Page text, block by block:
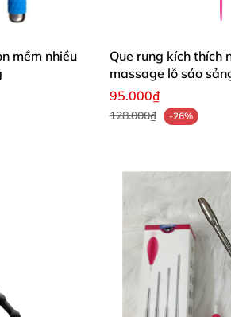
mềm nhiều
Que rung kích thích
massage lỗ sáo
95.000₫
128.000₫ -26%